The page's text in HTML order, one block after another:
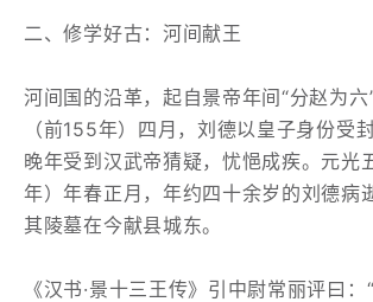
二、修学好古：河间献王
河间国的沿革，起自景帝年间“分赵为六
（前155年）四月，刘德以皇子身份受
晚年受到汉武帝猜疑，忧悒成疾。元光
年）年春正月，年约四十余岁的刘德病
其陵墓在今献县城东。
《汉书·景十三王传》引中尉常丽评曰：